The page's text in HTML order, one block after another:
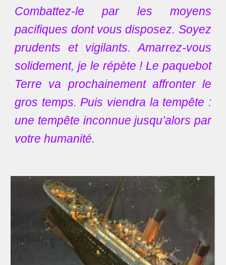
Combattez-le par les moyens
pacifiques dont vous disposez. Soyez
prudents et vigilants. Amarrez-vous
solidement, je le répète ! Le paquebot
Terre va prochainement affronter le
gros temps. Puis viendra la tempête :
une tempête inconnue jusqu’alors par
votre humanité.